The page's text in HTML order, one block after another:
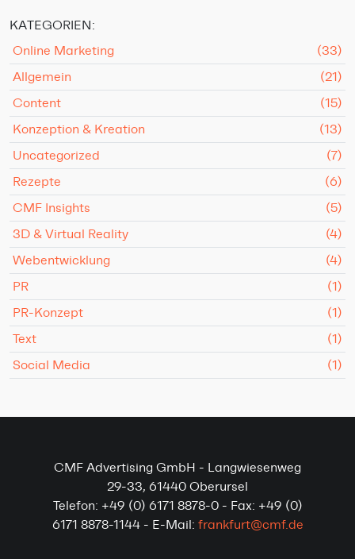
KATEGORIEN:
Online Marketing
(33)
Allgemein
(21)
Content
(15)
Konzeption & Kreation
(13)
Uncategorized
(7)
Rezepte
(6)
CMF Insights
(5)
3D & Virtual Reality
(4)
Webentwicklung
(4)
PR
(1)
PR-Konzept
(1)
Text
(1)
Social Media
(1)
CMF Advertising GmbH - Langwiesenweg
29-33, 61440 Oberursel
Telefon: +49 (0) 6171 8878-0 - Fax: +49 (0)
6171 8878-1144 - E-Mail: frankfurt@cmf.de